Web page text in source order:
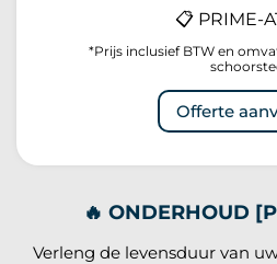
📋 PRIME-
*Prijs inclusief BTW en
Offerte
🔥 ONDERHOUD
Verleng de levensduur van